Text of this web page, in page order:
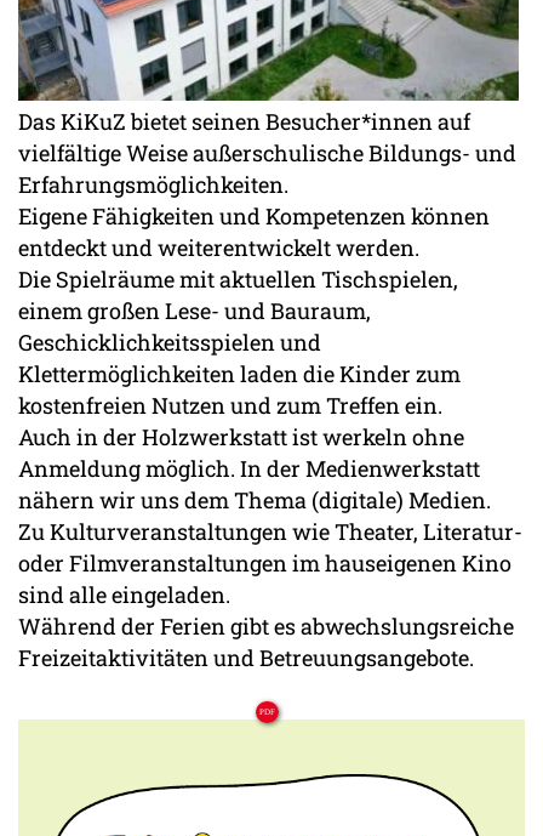
Das KiKuZ bietet seinen Besucher*innen auf
vielfältige Weise außerschulische Bildungs- und
Erfahrungsmöglichkeiten.
Eigene Fähigkeiten und Kompetenzen können
entdeckt und weiterentwickelt werden.
Die Spielräume mit aktuellen Tischspielen,
einem großen Lese- und Bauraum,
Geschicklichkeitsspielen und
Klettermöglichkeiten laden die Kinder zum
kostenfreien Nutzen und zum Treffen ein.
Auch in der Holzwerkstatt ist werkeln ohne
Anmeldung möglich. In der Medienwerkstatt
nähern wir uns dem Thema (digitale) Medien.
Zu Kulturveranstaltungen wie Theater, Literatur-
oder Filmveranstaltungen im hauseigenen Kino
sind alle eingeladen.
Während der Ferien gibt es abwechslungsreiche
Freizeitaktivitäten und Betreuungsangebote.